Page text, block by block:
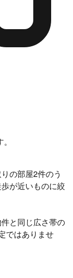
の部屋2件のう
が近いものに絞
と同じ広さ帯の
ではありませ